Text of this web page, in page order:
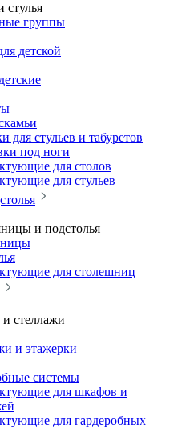
стулья
группы
детской
для стульев и табуретов
под ноги
для столов
для стульев
и подстолья
для столешниц
стеллажи
и этажерки
системы
для шкафов и
для гардеробных